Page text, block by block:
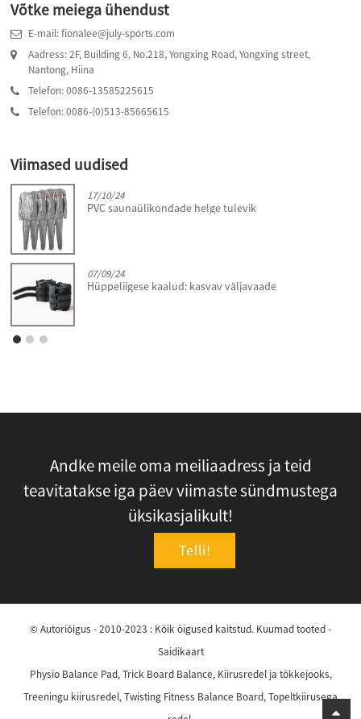
Võtke meiega ühendust
E-mail: fionalee@july-sports.com
Aadress: 2F, Building 6, No.218, Yongxing Road, Yongxing street,
Nantong, Hiina
Telefon: 0086-13585225615
Telefon: 0086-(0)513-85665615
Viimased uudised
17/10/24
PVC saunaülikondade helge tulevik
07/09/24
Hüppeliigese kaalud: kasvav väljavaade
Andke meile oma meiliaadress ja teid
teavitatakse iga päev viimaste sündmustega
üksikasjalikult!
Telli!
© Autoriõigus - 2010-2023 : Kõik õigused kaitstud. Kuumad tooted-
Saidikaart
Physio Balance Pad,Trick Board Balance, Kiirusredel ja tõkkejooks,
Treeningu kiirusredel,Twisting Fitness Balance Board,Topeltkiirusega